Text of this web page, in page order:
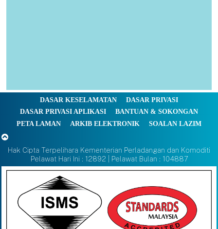
DASAR KESELAMATAN
DASAR PRIVASI
DASAR PRIVASI APLIKASI
BANTUAN & SOKONGAN
PETA LAMAN
ARKIB ELEKTRONIK SOALAN LAZIM
Hak Cipta Terpelihara Kementerian Perladangan dan Komoditi
Pelawat Hari Ini : 12892 | Pelawat Bulan : 104887